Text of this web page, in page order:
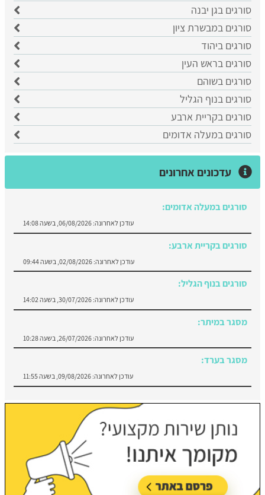
סורגים בגן יבנה
סורגים במבשרת ציון
סורגים ביהוד
סורגים בראש העין
סורגים בשוהם
סורגים בנוף הגליל
סורגים בקריית ארבע
סורגים במעלה אדומים
עדכונים אחרונים
סורגים בקריית ארבע:
עודכן לאחרונה: 02/08/2026, בשעה 09:44
סורגים בנוף הגליל:
עודכן לאחרונה:30/07/2026, בשעה 14:02
מסגר במיתר:
עודכן לאחרונה: 26/07/2026, בשעה 10:28
מסגר בערד:
עודכן לאחרונה:09/08/2026, בשעה 11:55
סורגים במעלה אדומים:
עודכן לאחרונה: 06/08/2026, בשעה 14:08